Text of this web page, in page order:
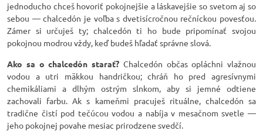
jednoducho chceš hovoriť pokojnejšie a láskavejšie so svetom aj so
sebou — chalcedón je voľba s dvetisícročnou rečníckou povesťou.
Zámer si určuješ ty; chalcedón ti ho bude pripomínať svojou
pokojnou modrou vždy, keď budeš hľadať správne slová.
Ako sa o chalcedón starať? Chalcedón občas opláchni vlažnou
vodou a utri mäkkou handričkou; chráň ho pred agresívnymi
chemikáliami a dlhým ostrým slnkom, aby si jemné odtiene
zachovali farbu. Ak s kameňmi pracuješ rituálne, chalcedón sa
tradične čistí pod tečúcou vodou a nabíja v mesačnom svetle —
jeho pokojnej povahe mesiac prirodzene svedčí.